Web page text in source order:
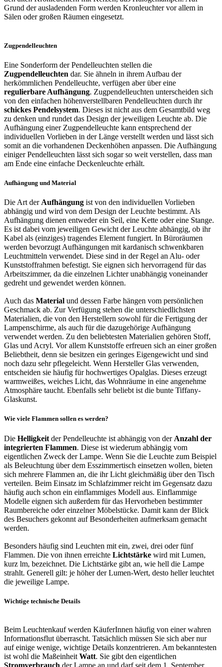
Grund der ausladenden Form werden Kronleuchter vor allem in
Sälen oder großen Räumen eingesetzt.
Zugpendelleuchten
Eine Sonderform der Pendelleuchten stellen die
Zugpendelleuchten dar. Sie ähneln in ihrem Aufbau der
herkömmlichen Pendelleuchte, verfügen aber über eine
regulierbare Aufhängung. Zugpendelleuchten unterscheiden sich
von den einfachen höhenverstellbaren Pendelleuchten durch ihr
schickes Pendelsystem. Dieses ist nicht aus dem Gesamtbild weg
zu denken und rundet das Design der jeweiligen Leuchte ab. Die
Aufhängung einer Zugpendelleuchte kann entsprechend der
individuellen Vorlieben in der Länge verstellt werden und lässt sich
somit an die vorhandenen Deckenhöhen anpassen. Die Aufhängung
einiger Pendelleuchten lässt sich sogar so weit verstellen, dass man
am Ende eine einfache Deckenleuchte erhält.
Aufhängung und Material
Die Art der Aufhängung ist von den individuellen Vorlieben
abhängig und wird von dem Design der Leuchte bestimmt. Als
Aufhängung dienen entweder ein Seil, eine Kette oder eine Stange.
Es ist dabei vom jeweiligen Gewicht der Leuchte abhängig, ob ihr
Kabel als (einziges) tragendes Element fungiert. In Büroräumen
werden bevorzugt Aufhängungen mit kardanisch schwenkbaren
Leuchtmitteln verwendet. Diese sind in der Regel an Alu- oder
Kunststoffrahmen befestigt. Sie eignen sich hervorragend für das
Arbeitszimmer, da die einzelnen Lichter unabhängig voneinander
gedreht und gewendet werden können.
Auch das Material und dessen Farbe hängen vom persönlichen
Geschmack ab. Zur Verfügung stehen die unterschiedlichsten
Materialien, die von den Herstellern sowohl für die Fertigung der
Lampenschirme, als auch für die dazugehörige Aufhängung
verwendet werden. Zu den beliebtesten Materialien gehören Stoff,
Glas und Acryl. Vor allem Kunststoffe erfreuen sich an einer großen
Beliebtheit, denn sie besitzen ein geringes Eigengewicht und sind
noch dazu sehr pflegeleicht. Wenn Hersteller Glas verwenden,
entscheiden sie häufig für hochwertiges Opalglas. Dieses erzeugt
warmweißes, weiches Licht, das Wohnräume in eine angenehme
Atmosphäre taucht. Ebenfalls sehr beliebt ist die bunte Tiffany-
Glaskunst.
Wie viele Flammen sollen es werden?
Die Helligkeit der Pendelleuchte ist abhängig von der Anzahl der
integrierten Flammen. Diese ist wiederum abhängig vom
eigentlichen Zweck der Lampe. Wenn Sie die Leuchte zum Beispiel
als Beleuchtung über dem Esszimmertisch einsetzen wollen, bieten
sich mehrere Flammen an, die ihr Licht gleichmäßig über den Tisch
verteilen. Beim Einsatz im Schlafzimmer reicht im Gegensatz dazu
häufig auch schon ein einflammiges Modell aus. Einflammige
Modelle eignen sich außerdem für das Hervorheben bestimmter
Raumbereiche oder einzelner Möbelstücke. Damit kann der Blick
des Besuchers gekonnt auf Besonderheiten aufmerksam gemacht
werden.
Besonders häufig sind Leuchten mit ein, zwei, drei oder fünf
Flammen. Die von ihnen erreichte Lichtstärke wird mit Lumen,
kurz lm, bezeichnet. Die Lichtstärke gibt an, wie hell die Lampe
strahlt. Generell gilt: je höher der Lumen-Wert, desto heller leuchtet
die jeweilige Lampe.
Wichtige technische Details
Beim Leuchtenkauf werden KäuferInnen häufig von einer wahren
Informationsflut überrascht. Tatsächlich müssen Sie sich aber nur
auf einige wenige, wichtige Details konzentrieren. Am bekanntesten
ist wohl die Maßeinheit Watt. Sie gibt den eigentlichen
Stromverbrauch der Lampe an und darf seit dem 1. September